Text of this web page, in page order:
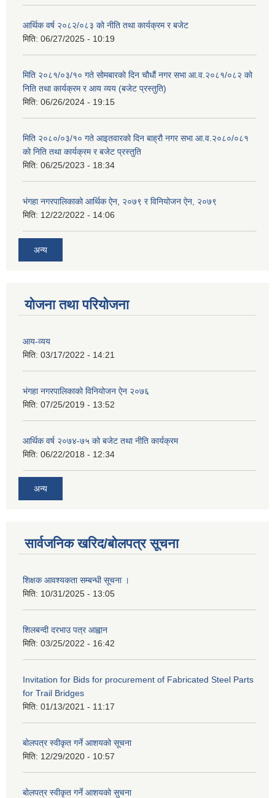
आर्थिक वर्ष २०८२/०८३ को नीति तथा कार्यक्रम र बजेट
मिति: 06/27/2025 - 10:19
मिति २०८१/०३/१० गते सोमबारको दिन चौधौं नगर सभा आ.व.२०८१/०८२ को
निति तथा कार्यक्रम र आय व्यय (बजेट प्रस्तुति)
मिति: 06/26/2024 - 19:15
मिति २०८०/०३/१० गते आइतवारको दिन बाह्रौ नगर सभा आ.व.२०८०/०८१
को निति तथा कार्यक्रम र बजेट प्रस्तुति
मिति: 06/25/2023 - 18:34
भंगहा नगरपालिकाको आर्थिक ऐन, २०७९ र विनियोजन ऐन, २०७९
मिति: 12/22/2022 - 14:06
अन्य
योजना तथा परियोजना
आय-व्यय
मिति: 03/17/2022 - 14:21
भंगहा नगरपालिकाको विनियोजन ऐन २०७६
मिति: 07/25/2019 - 13:52
आर्थिक वर्ष २०७४-७५ को बजेट तथा नीति कार्यक्रम
मिति: 06/22/2018 - 12:34
अन्य
सार्वजनिक खरिद/बोलपत्र सूचना
शिक्षक आवश्यकता सम्बन्धी सूचना ।
मिति: 10/31/2025 - 13:05
शिलबन्दी दरभाउ पत्र आह्वान
मिति: 03/25/2022 - 16:42
Invitation for Bids for procurement of Fabricated Steel Parts
for Trail Bridges
मिति: 01/13/2021 - 11:17
बोलपत्र स्वीकृत गर्ने आशयको सूचना
मिति: 12/29/2020 - 10:57
बोलपत्र स्वीकृत गर्ने आशयको सुचना